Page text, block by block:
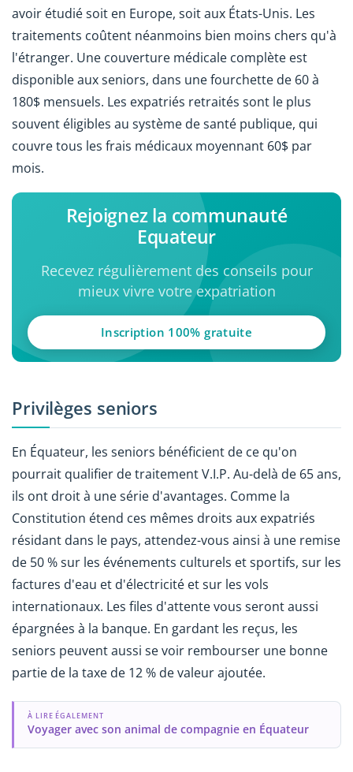
avoir étudié soit en Europe, soit aux États-Unis. Les
traitements coûtent néanmoins bien moins chers qu'à
l'étranger. Une couverture médicale complète est
disponible aux seniors, dans une fourchette de 60 à
180$ mensuels. Les expatriés retraités sont le plus
souvent éligibles au système de santé publique, qui
couvre tous les frais médicaux moyennant 60$ par
mois.
Rejoignez la communauté
Equateur
Recevez régulièrement des conseils pour
mieux vivre votre expatriation
Inscription 100% gratuite
Privilèges seniors
En Équateur, les seniors bénéficient de ce qu'on
pourrait qualifier de traitement V.I.P. Au-delà de 65 ans,
ils ont droit à une série d'avantages. Comme la
Constitution étend ces mêmes droits aux expatriés
résidant dans le pays, attendez-vous ainsi à une remise
de 50 % sur les événements culturels et sportifs, sur les
factures d'eau et d'électricité et sur les vols
internationaux. Les files d'attente vous seront aussi
épargnées à la banque. En gardant les reçus, les
seniors peuvent aussi se voir rembourser une bonne
partie de la taxe de 12 % de valeur ajoutée.
À LIRE ÉGALEMENT
Voyager avec son animal de compagnie en Équateur